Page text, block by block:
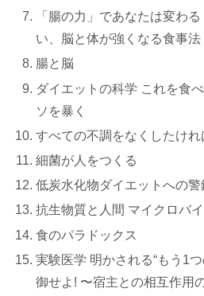
「腸の力」であなたは変わ
い、脳と体が強くなる食事法
腸と脳
ダイエットの科学 これを食
ソを暴く
すべての不調をなくしたけ
細菌が人をつくる
低炭水化物ダイエットへの警
抗生物質と人間 マイクロバ
食のパラドックス
実験医学 明かされる“もう1
御せよ! 〜宿主との相互作用